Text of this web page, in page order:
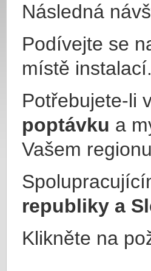
Následná
Podívejte se
místě instalací.
Potřebujete-li
poptávku a
Vašem regionu
republiky a
Klikněte na